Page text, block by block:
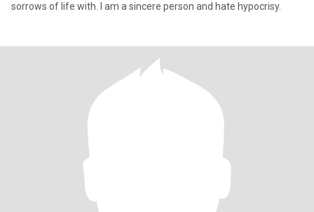
sorrows of life with. I am a sincere person and hate hypocrisy.